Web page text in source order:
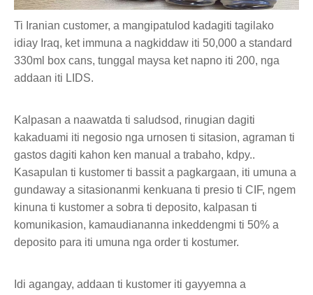
Ti Iranian customer, a mangipatulod kadagiti tagilako
idiay Iraq, ket immuna a nagkiddaw iti 50,000 a standard
330ml box cans, tunggal maysa ket napno iti 200, nga
addaan iti LIDS.
Kalpasan a naawatda ti saludsod, rinugian dagiti
kakaduami iti negosio nga urnosen ti sitasion, agraman ti
gastos dagiti kahon ken manual a trabaho, kdpy..
Kasapulan ti kustomer ti bassit a pagkargaan, iti umuna a
gundaway a sitasionanmi kenkuana ti presio ti CIF, ngem
kinuna ti kustomer a sobra ti deposito, kalpasan ti
komunikasion, kamaudiananna inkeddengmi ti 50% a
deposito para iti umuna nga order ti kostumer.
Idi agangay, addaan ti kustomer iti gayyemna a